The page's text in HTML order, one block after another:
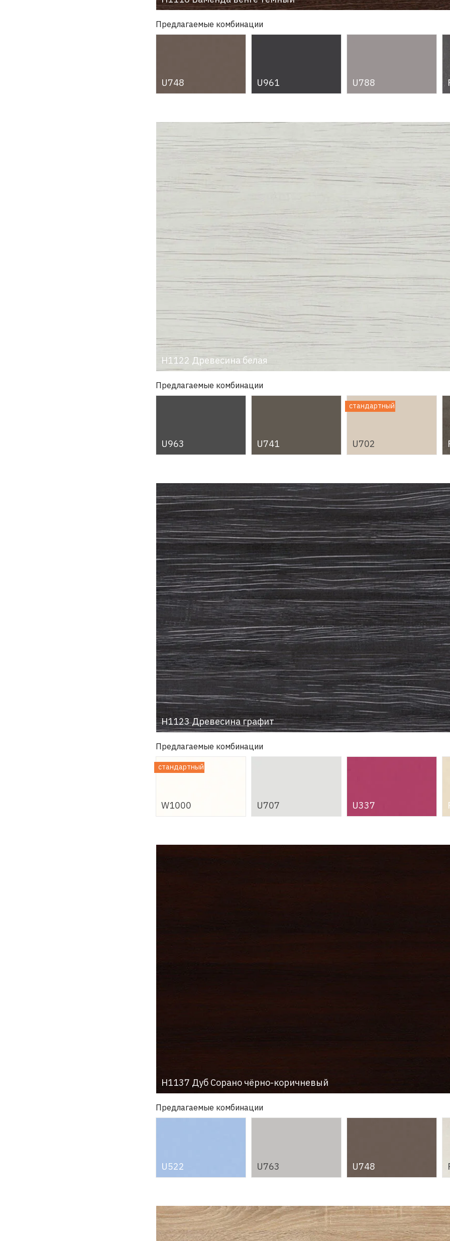
Предлагаемые комбинации
U748 U961 U788
H1122 Древесина белая
Предлагаемые комбинации
U963 U741 U702
H1123 Древесина графит
Предлагаемые комбинации
W1000 U707 U337
H1137 Дуб Сорано чёрно-коричневый
Предлагаемые комбинации
U522 U763 U748